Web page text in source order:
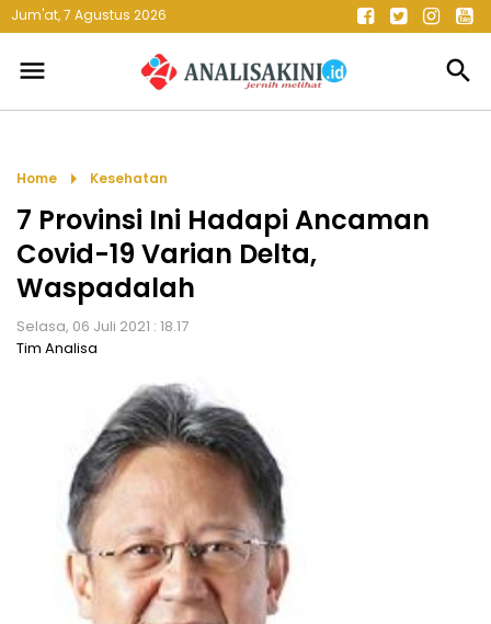
Jum'at, 7 Agustus 2026
menu search
Home arrow_right Kesehatan
7 Provinsi Ini Hadapi Ancaman
Covid-19 Varian Delta,
Waspadalah
Selasa, 06 Juli 2021 : 18.17
Tim Analisa